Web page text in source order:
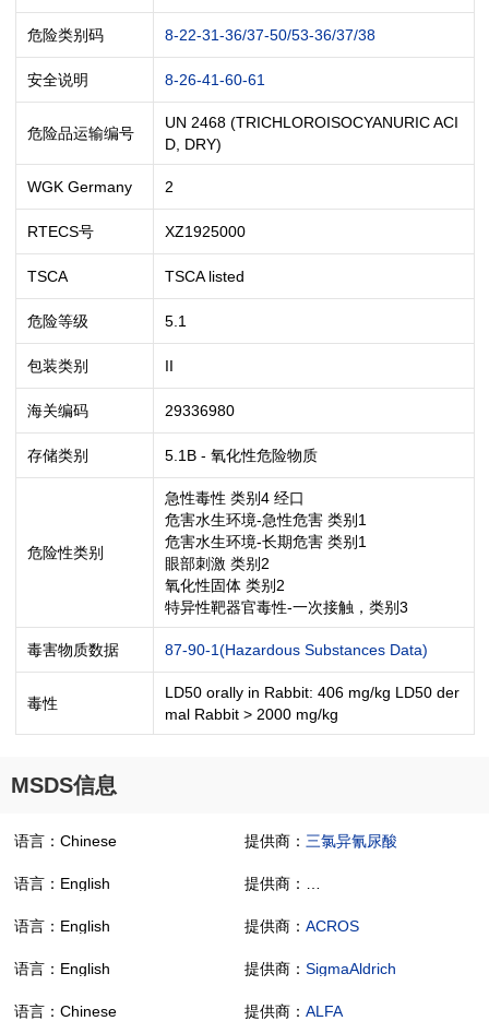
危险类别码 8-22-31-36/37-50/53-36/37/38
安全说明 8-26-41-60-61
危险品运输编号
UN 2468 (TRICHLOROISOCYANURIC ACI
D, DRY)
WGK Germany 2
RTECS号 XZ1925000
TSCA TSCA listed
危险等级 5.1
包装类别 II
海关编码 29336980
存储类别 5.1B - 氧化性危险物质
危险性类别
急性毒性 类别4 经口
危害水生环境-急性危害 类别1
危害水生环境-长期危害 类别1
眼部刺激 类别2
氧化性固体 类别2
特异性靶器官毒性-一次接触，类别3
毒害物质数据 87-90-1(Hazardous Substances Data)
毒性
LD50 orally in Rabbit: 406 mg/kg LD50 der
mal Rabbit > 2000 mg/kg
MSDS信息
语言：Chinese 提供商： 三氯异氰尿酸
语言：English
语言：English 提供商： ACROS
语言：English 提供商： SigmaAldrich
语言：Chinese 提供商： ALFA